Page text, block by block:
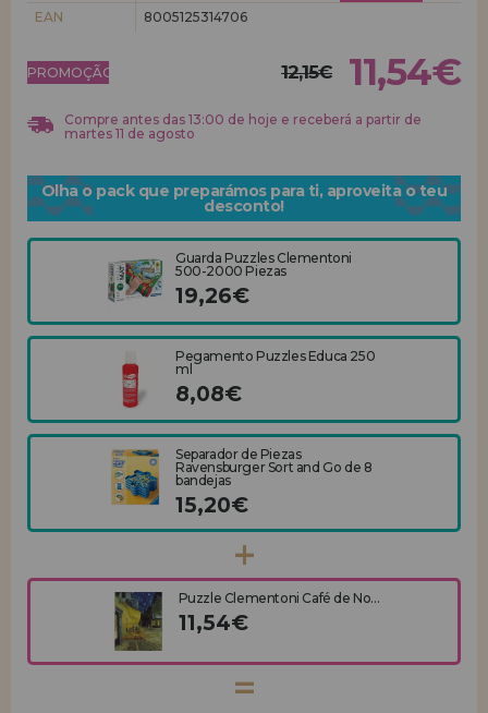
EAN
8005125314706
PROMOÇÃO! 12,15€ 11,54€
Compre antes das 13:00 de hoje e receberá a partir de
martes 11 de agosto
Olha o pack que preparámos para ti, aproveita o teu
desconto!
Guarda Puzzles Clementoni
500-2000 Piezas
19,26€
Pegamento Puzzles Educa 250
ml
8,08€
Separador de Piezas
Ravensburger Sort and Go de 8
bandejas
15,20€
Puzzle Clementoni Café de No...
11,54€